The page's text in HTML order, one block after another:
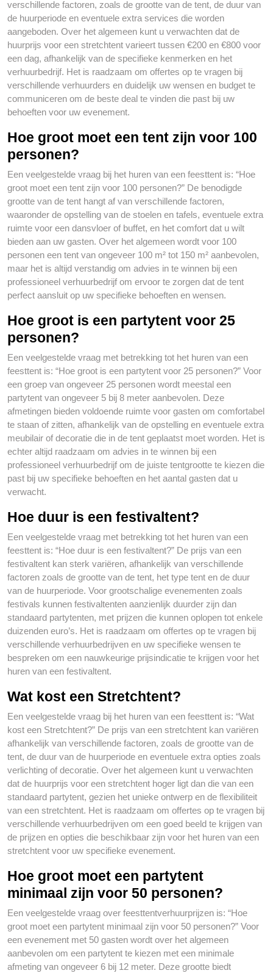
verschillende factoren, zoals de grootte van de tent, de duur van
de huurperiode en eventuele extra services die worden
aangeboden. Over het algemeen kunt u verwachten dat de
huurprijs voor een stretchtent varieert tussen €200 en €800 voor
een dag, afhankelijk van de specifieke kenmerken en het
verhuurbedrijf. Het is raadzaam om offertes op te vragen bij
verschillende verhuurders en duidelijk uw wensen en budget te
communiceren om de beste deal te vinden die past bij uw
behoeften voor uw evenement.
Hoe groot moet een tent zijn voor 100
personen?
Een veelgestelde vraag bij het huren van een feesttent is: “Hoe
groot moet een tent zijn voor 100 personen?” De benodigde
grootte van de tent hangt af van verschillende factoren,
waaronder de opstelling van de stoelen en tafels, eventuele extra
ruimte voor een dansvloer of buffet, en het comfort dat u wilt
bieden aan uw gasten. Over het algemeen wordt voor 100
personen een tent van ongeveer 100 m² tot 150 m² aanbevolen,
maar het is altijd verstandig om advies in te winnen bij een
professioneel verhuurbedrijf om ervoor te zorgen dat de tent
perfect aansluit op uw specifieke behoeften en wensen.
Hoe groot is een partytent voor 25
personen?
Een veelgestelde vraag met betrekking tot het huren van een
feesttent is: “Hoe groot is een partytent voor 25 personen?” Voor
een groep van ongeveer 25 personen wordt meestal een
partytent van ongeveer 5 bij 8 meter aanbevolen. Deze
afmetingen bieden voldoende ruimte voor gasten om comfortabel
te staan of zitten, afhankelijk van de opstelling en eventuele extra
meubilair of decoratie die in de tent geplaatst moet worden. Het is
echter altijd raadzaam om advies in te winnen bij een
professioneel verhuurbedrijf om de juiste tentgrootte te kiezen die
past bij uw specifieke behoeften en het aantal gasten dat u
verwacht.
Hoe duur is een festivaltent?
Een veelgestelde vraag met betrekking tot het huren van een
feesttent is: “Hoe duur is een festivaltent?” De prijs van een
festivaltent kan sterk variëren, afhankelijk van verschillende
factoren zoals de grootte van de tent, het type tent en de duur
van de huurperiode. Voor grootschalige evenementen zoals
festivals kunnen festivaltenten aanzienlijk duurder zijn dan
standaard partytenten, met prijzen die kunnen oplopen tot enkele
duizenden euro’s. Het is raadzaam om offertes op te vragen bij
verschillende verhuurbedrijven en uw specifieke wensen te
bespreken om een nauwkeurige prijsindicatie te krijgen voor het
huren van een festivaltent.
Wat kost een Stretchtent?
Een veelgestelde vraag bij het huren van een feesttent is: “Wat
kost een Stretchtent?” De prijs van een stretchtent kan variëren
afhankelijk van verschillende factoren, zoals de grootte van de
tent, de duur van de huurperiode en eventuele extra opties zoals
verlichting of decoratie. Over het algemeen kunt u verwachten
dat de huurprijs voor een stretchtent hoger ligt dan die van een
standaard partytent, gezien het unieke ontwerp en de flexibiliteit
van een stretchtent. Het is raadzaam om offertes op te vragen bij
verschillende verhuurbedrijven om een goed beeld te krijgen van
de prijzen en opties die beschikbaar zijn voor het huren van een
stretchtent voor uw specifieke evenement.
Hoe groot moet een partytent
minimaal zijn voor 50 personen?
Een veelgestelde vraag over feesttentverhuurprijzen is: “Hoe
groot moet een partytent minimaal zijn voor 50 personen?” Voor
een evenement met 50 gasten wordt over het algemeen
aanbevolen om een partytent te kiezen met een minimale
afmeting van ongeveer 6 bij 12 meter. Deze grootte biedt